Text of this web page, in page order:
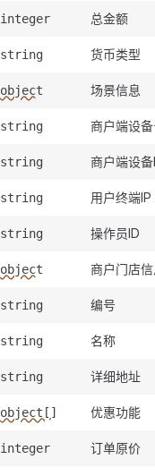
integer 总金额
string 货币类型
object 场景信息
string 商户端设备
string 商户端设备
string 用户终端IP
string 操作员ID
object 商户门店信
string 编号
string 名称
string 详细地址
object[] 优惠功能
integer 订单原价